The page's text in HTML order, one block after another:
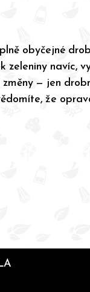
obyčejné
zeleniny navíc,
— jen
že